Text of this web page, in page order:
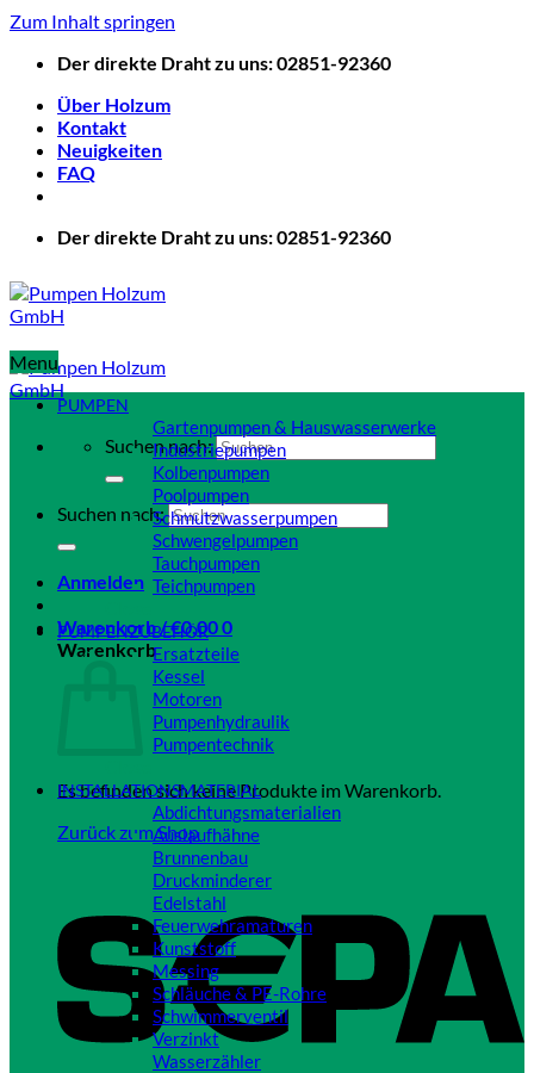
Zum Inhalt springen
Der direkte Draht zu uns: 02851-92360
Über Holzum
Kontakt
Neuigkeiten
FAQ
Der direkte Draht zu uns: 02851-92360
Suchen nach:
Suchen nach:
Anmelden
Warenkorb /€0,000
Warenkorb
Es befinden sich keine Produkte im Warenkorb.
Zurück zum Shop
Menu
PUMPEN
Gartenpumpen & Hauswasserwerke
Industriepumpen
Kolbenpumpen
Poolpumpen
Schmutzwasserpumpen
Schwengelpumpen
Tauchpumpen
Teichpumpen
PUMPENZUBEHÖR
Ersatzteile
Kessel
Motoren
Pumpenhydraulik
Pumpentechnik
INSTALLATIONSMATERIAL
Abdichtungsmaterialien
Auslaufhähne
Brunnenbau
Druckminderer
Edelstahl
Feuerwehramaturen
Kunststoff
Messing
Schläuche & PE-Rohre
Schwimmerventil
Verzinkt
Wasserzähler